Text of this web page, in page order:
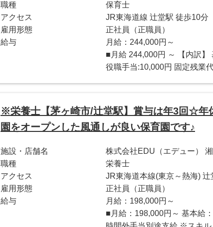
職種
保育士
アクセス
JR東海道線 辻堂駅 徒歩10分
雇用形態
正社員（正職員）
給与
月給：244,000円～
■月給 244,000円 ～ 【内訳】
役職手当:10,000円 固定残業
※栄養士【茅ヶ崎市/辻堂駅】賞与は年3回☆年
園をオープンした風通しが良い保育園です♪
施設・店舗名
株式会社EDU（エデュー）
職種
栄養士
アクセス
JR東海道本線(東京～熱海)
雇用形態
正社員（正職員）
給与
月給：198,000円～
■月給：198,000円～ 基本給